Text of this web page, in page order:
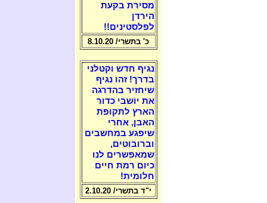
מסירת בקעת
הירדן
לפלסטינים!!
כ' בתשרי/ 8.10.20
נגיף חדש וקטלני
בדרך! זהו נגיף
שיחזיר בהדרגה
את יושבי כדור
הארץ לתקופת
האבן, אחרי
שיפגע במחשבים
וברובוטים,
שמאפשרים לנו
כיום רמת חיים
חלומית!
י"ד בתשרי/ 2.10.20